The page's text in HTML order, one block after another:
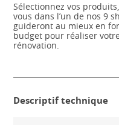
Sélectionnez vos
vous dans l’un de nos 9
guideront au mieux en
budget pour réaliser
rénovation.
Descriptif technique